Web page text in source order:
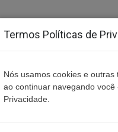
Cidades
Termos Políticas de
Nós usamos cookies e
ao continuar navegando
Privacidade.